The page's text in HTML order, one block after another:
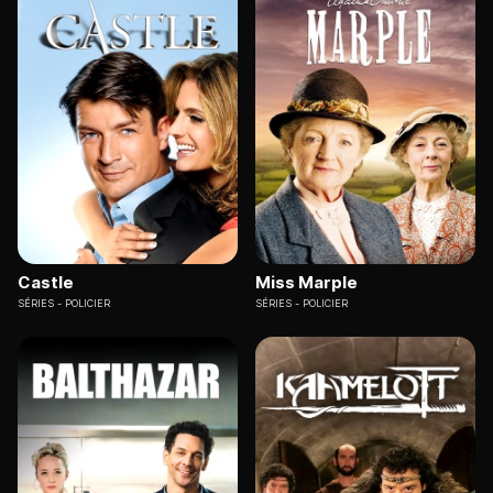
et replay
2026 est marquée par des séries internationales qui
captivent les spectateurs du monde entier. En tête
d'affiche, «The Beast In Me », thriller espagnol en 6
épisodes, s'impose comme la sensation du moment.
Cette création du « roi du thriller espagnol » est
unanimement saluée comme « probablementla
meilleure série TV thriller de ces dernières années
».
À ses côtés, «
», série de science-fiction,
menace l'humanité et c'est à la personne la plus misérable
du monde que revient la tâche de sauver l'espèce
humaine. Cettecréation du même réalisateur que les
séries cultes « Breaking Bad » et « Better Call Saul »
promet une expérience télévisuelle unique.
Ne manquez pas non plus « La liste terminale : L'ombre du
Castle
SÉRIES POLICIER
Miss Marple
SÉRIES POLICIER